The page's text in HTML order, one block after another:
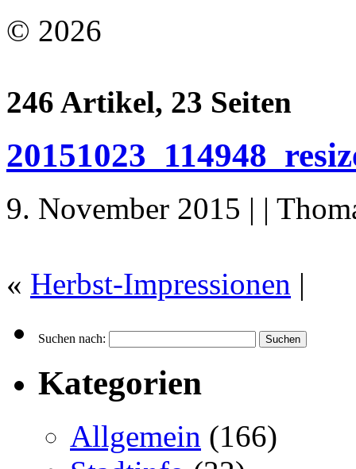
© 2026
246 Artikel, 23 Seiten
9. November 2015 | |
« Herbst-Impressionen |
Suchen nach:
Kategorien
Allgemein (166)